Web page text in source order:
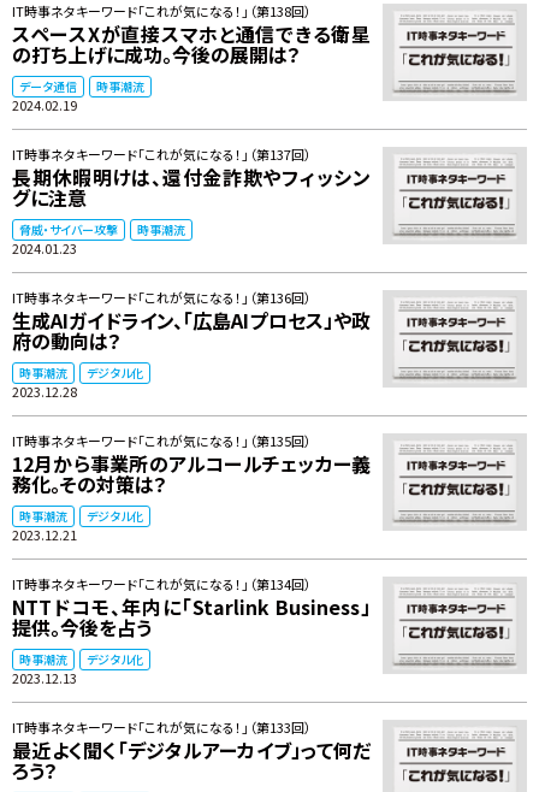
IT時事ネタキーワード「これが気になる！」（第138回）
スペースXが直接スマホと通信できる衛星
の打ち上げに成功。今後の展開は？
データ通信 時事潮流
2024.02.19
IT時事ネタキーワード「これが気になる！」（第137回）
長期休暇明けは、還付金詐欺やフィッシン
グに注意
脅威・サイバー攻撃 時事潮流
2024.01.23
IT時事ネタキーワード「これが気になる！」（第136回）
生成AIガイドライン、「広島AIプロセス」や政
府の動向は？
時事潮流 デジタル化
2023.12.28
IT時事ネタキーワード「これが気になる！」（第135回）
12月から事業所のアルコールチェッカー義
務化。その対策は？
時事潮流 デジタル化
2023.12.21
IT時事ネタキーワード「これが気になる！」（第134回）
NTTドコモ、年内に「Starlink Business」
提供。今後を占う
時事潮流 デジタル化
2023.12.13
IT時事ネタキーワード「これが気になる！」（第133回）
最近よく聞く「デジタルアーカイブ」って何だ
ろう？